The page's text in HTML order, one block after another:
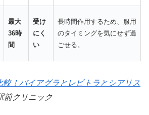
分で即効性と持続性のバランスを
上級者まで幅広く支持される信頼
最大
36時
間
受け
にく
い
長時間作用するため、服用
のタイミングを気にせず過
ごせる。
較！バイアグラとレビトラとシアリス
前クリニック